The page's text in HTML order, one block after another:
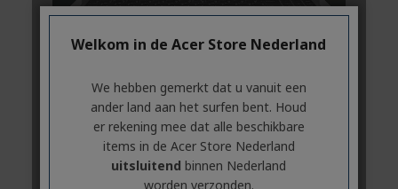
Welkom in de Acer Store Nederland
We hebben gemerkt dat u vanuit een
ander land aan het surfen bent. Houd
er rekening mee dat alle beschikbare
items in de Acer Store Nederland
uitsluitend binnen Nederland
worden verzonden.